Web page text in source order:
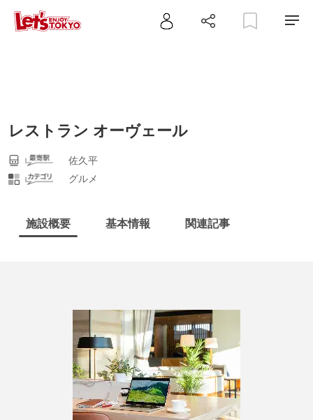
レストラン オーヴェール
佐久平
グルメ
施設概要 基本情報 関連記事